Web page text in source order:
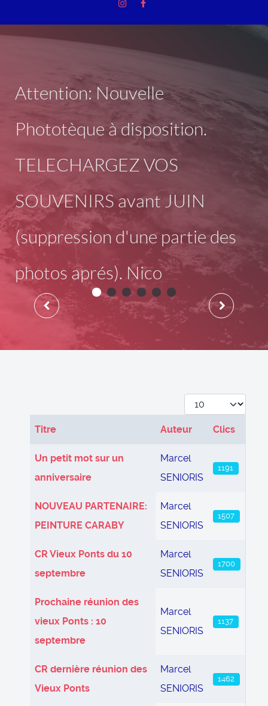
Attention: Nouvelle
Phototèque à disposition.
TELECHARGEZ VOS
SOUVENIRS avant JUIN
(suppression d'une partie des
photos aprés). Nico
Afficher #
Articles
Titre Auteur Clics
Un petit mot sur un
anniversaire
Marcel
SENIORIS
1191
NOUVEAU PARTENAIRE:
PEINTURE CARABY
Marcel
SENIORIS
1507
CR Vieux Ponts du 10
septembre
Marcel
SENIORIS
1700
Prochaine réunion des
vieux Ponts : 10
septembre
Marcel
SENIORIS
1137
CR dernière réunion des
Vieux Ponts
Marcel
SENIORIS
1462